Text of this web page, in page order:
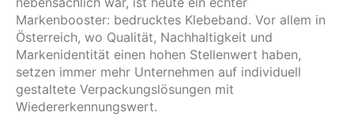
Markenbooster: bedrucktes Klebeband. Vor allem in
Österreich, wo Qualität, Nachhaltigkeit und
Markenidentität einen hohen Stellenwert haben,
setzen immer mehr Unternehmen auf individuell
gestaltete Verpackungslösungen mit
Wiedererkennungswert.